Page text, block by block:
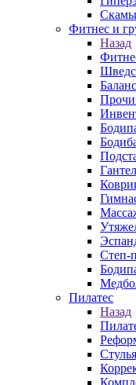
Фитнес и
Назад
Степ-
Пилатес
Назад